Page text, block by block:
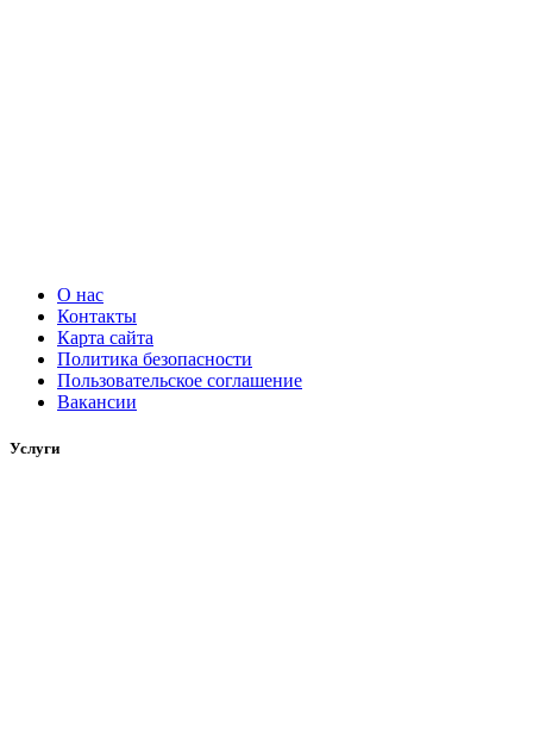
О нас
Контакты
Карта сайта
Политика безопасности
Пользовательское соглашение
Вакансии
Услуги